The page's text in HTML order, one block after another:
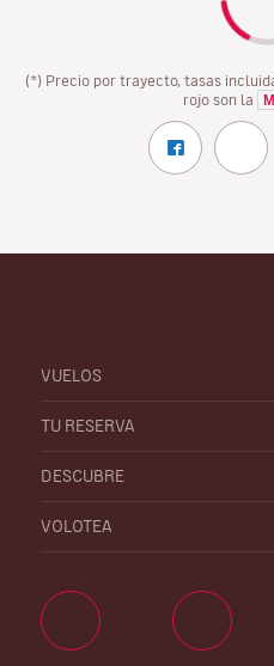
(*) Precio por trayecto, tasas
rojo son la
VUELOS
TU RESERVA
DESCUBRE
VOLOTEA